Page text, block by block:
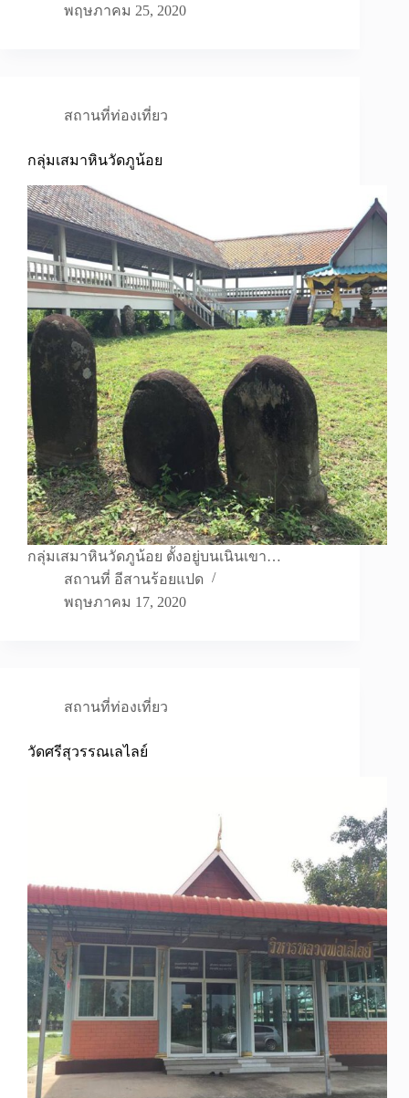
พฤษภาคม 25, 2020
สถานที่ท่องเที่ยว
กลุ่มเสมาหินวัดภูน้อย
กลุ่มเสมาหินวัดภูน้อย ตั้งอยู่บนเนินเขา…
สถานที่ อีสานร้อยแปด
พฤษภาคม 17, 2020
สถานที่ท่องเที่ยว
วัดศรีสุวรรณเลไลย์